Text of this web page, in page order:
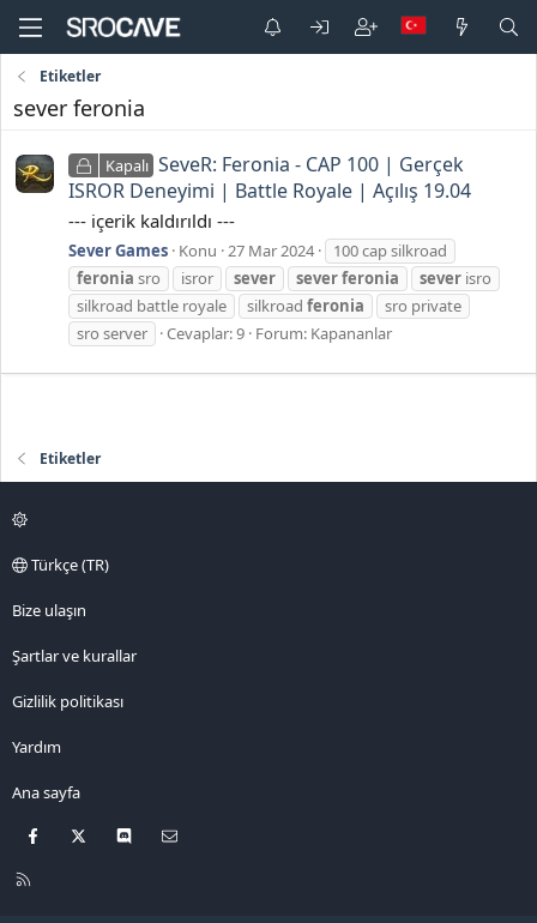
Etiketler
sever feronia
Kapalı SeveR: Feronia - CAP 100 | Gerçek
ISROR Deneyimi | Battle Royale | Açılış 19.04
--- içerik kaldırıldı ---
Sever Games Konu 27 Mar 2024
100 cap silkroad
feronia sro isror sever severferonia sever isro
silkroad battle royale
silkroad feronia
sro private
sro server
Cevaplar: 9 Forum: Kapananlar
Etiketler
Türkçe (TR)
Bize ulaşın
Şartlar ve kurallar
Gizlilik politikası
Yardım
Ana sayfa
Facebook Discord
R